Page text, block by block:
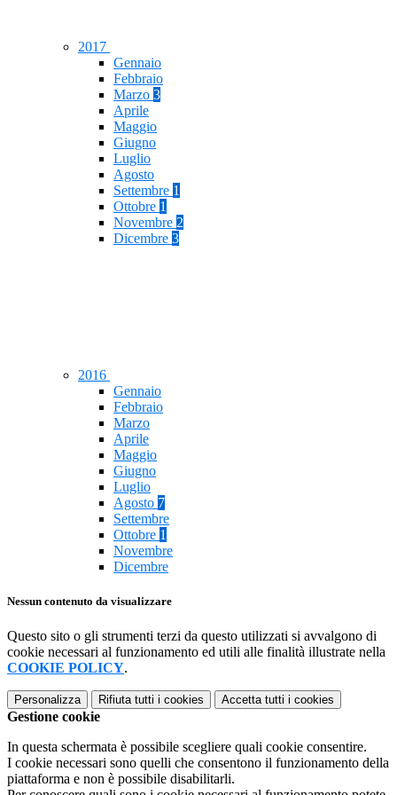
2017
Gennaio
Febbraio
Marzo 3
Aprile
Maggio
Giugno
Luglio
Agosto
Settembre 1
Ottobre 1
Novembre 2
Dicembre 3
2016
Gennaio
Febbraio
Marzo
Aprile
Maggio
Giugno
Luglio
Agosto 7
Settembre
Ottobre 1
Novembre
Dicembre
Nessun contenuto da visualizzare
Questo sito o gli strumenti terzi da questo utilizzati si avvalgono di
cookie necessari al funzionamento ed utili alle finalità illustrate nella
COOKIE POLICY.
Personalizza Rifiuta tutti i cookies Accetta tutti i cookies
Gestione cookie
In questa schermata è possibile scegliere quali cookie consentire.
I cookie necessari sono quelli che consentono il funzionamento della
piattaforma e non è possibile disabilitarli.